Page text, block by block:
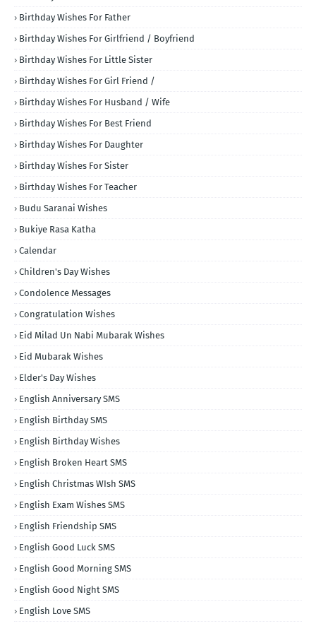
Birthday Wishes For Father
Birthday Wishes For Girlfriend / Boyfriend
Birthday Wishes For Little Sister
Birthday Wishes For Girl Friend /
Birthday Wishes For Husband / Wife
Birthday Wishes For Best Friend
Birthday Wishes For Daughter
Birthday Wishes For Sister
Birthday Wishes For Teacher
Budu Saranai Wishes
Bukiye Rasa Katha
Calendar
Children's Day Wishes
Condolence Messages
Congratulation Wishes
Eid Milad Un Nabi Mubarak Wishes
Eid Mubarak Wishes
Elder's Day Wishes
English Anniversary SMS
English Birthday SMS
English Birthday Wishes
English Broken Heart SMS
English Christmas WIsh SMS
English Exam Wishes SMS
English Friendship SMS
English Good Luck SMS
English Good Morning SMS
English Good Night SMS
English Love SMS